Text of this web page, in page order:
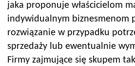
jaka proponuje właścicielom
indywidualnym biznesmenom
rozwiązanie w przypadku
sprzedaży lub ewentualnie
Firmy zajmujące się skupem